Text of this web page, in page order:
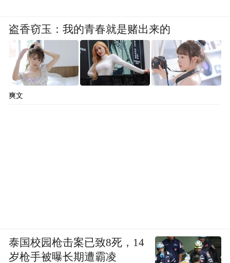
盗香窃玉：我的青春就是赌出来的
爽文
泰国校园枪击案已致8死，14
岁枪手被曝长期遭霸凌